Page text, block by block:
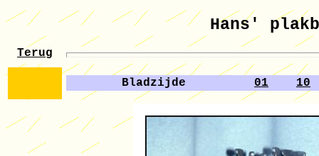
Hans'
Terug
Bladzijde 01 10